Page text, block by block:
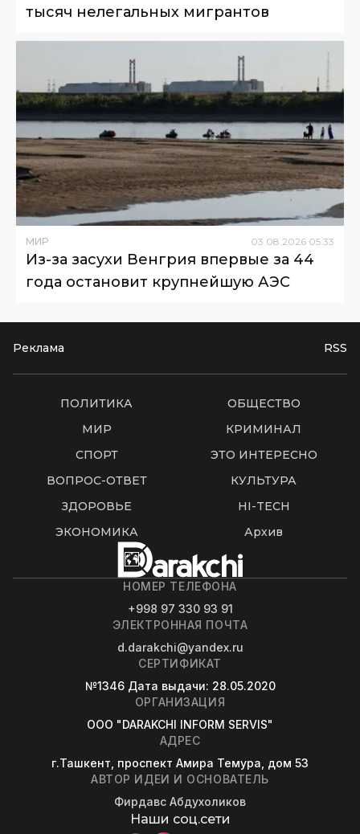
тысяч нелегальных мигрантов
МИР 03 08 2026 05:33
Из-за засухи Венгрия впервые за 44
года остановит крупнейшую АЭС
Реклама RSS
ПОЛИТИКА
ОБЩЕСТВО
МИР
КРИМИНАЛ
СПОРТ
ЭТО ИНТЕРЕСНО
ВОПРОС-ОТВЕТ
КУЛЬТУРА
ЗДОРОВЬЕ
HI-TECH
ЭКОНОМИКА
Архив
НОМЕР ТЕЛЕФОНА
+998 97 330 93 91
ЭЛЕКТРОННАЯ ПОЧТА
d.darakchi@yandex.ru
СЕРТИФИКАТ
№1346 Дата выдачи: 28.05.2020
ОРГАНИЗАЦИЯ
OOO "DARAKCHI INFORM SERVIS"
АДРЕС
г.Ташкент, проспект Амира Темура, дом 53
АВТОР ИДЕИ И ОСНОВАТЕЛЬ
Фирдавс Абдухоликов
Наши соц.сети